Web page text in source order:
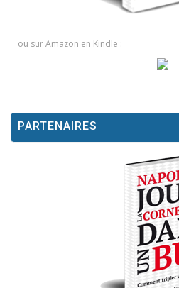
ou sur Amazon en Kindle :
PARTENAIRES